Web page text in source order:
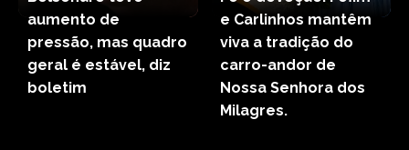
aumento de
pressão, mas quadro
geral é estável, diz
boletim
e Carlinhos mantêm
viva a tradição do
carro-andor de
Nossa Senhora dos
Milagres.